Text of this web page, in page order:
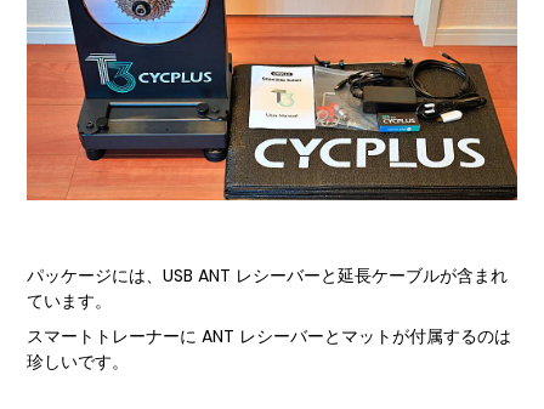
パッケージには、USB ANT レシーバーと延長ケーブルが含まれ
ています。
スマートトレーナーに ANT レシーバーとマットが付属するのは
珍しいです。